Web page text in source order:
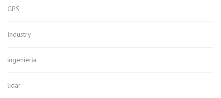
GPS
Industry
ingenieria
lidar